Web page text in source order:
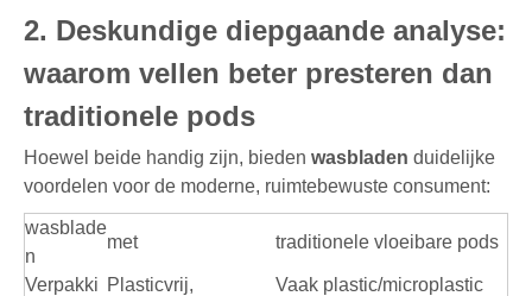
2. Deskundige diepgaande analyse:
waarom vellen beter presteren dan
traditionele pods
Hoewel beide handig zijn, bieden wasbladen duidelijke
voordelen voor de moderne, ruimtebewuste consument:
wasblade
n
met traditionele vloeibare pods
Verpakki Plasticvrij,
Vaak plastic/microplastic